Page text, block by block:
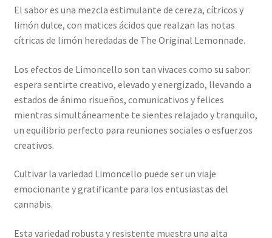
El sabor es una mezcla estimulante de cereza, cítricos y
limón dulce, con matices ácidos que realzan las notas
cítricas de limón heredadas de The Original Lemonnade.
Los efectos de Limoncello son tan vivaces como su sabor:
espera sentirte creativo, elevado y energizado, llevando a
estados de ánimo risueños, comunicativos y felices
mientras simultáneamente te sientes relajado y tranquilo,
un equilibrio perfecto para reuniones sociales o esfuerzos
creativos.
Cultivar la variedad Limoncello puede ser un viaje
emocionante y gratificante para los entusiastas del
cannabis.
Esta variedad robusta y resistente muestra una alta